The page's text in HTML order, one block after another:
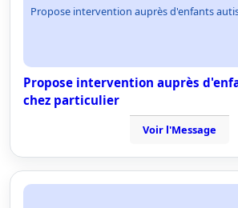
Propose intervention auprès d'enfants
Propose intervention auprès
chez particulier
Voir l'Message